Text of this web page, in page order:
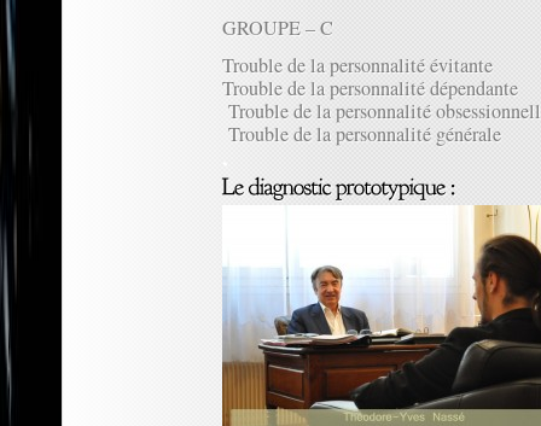
GROUPE – C
Trouble de la personnalité évitante
Trouble de la personnalité dépendante
Trouble de la personnalité
Trouble de la personnalité générale